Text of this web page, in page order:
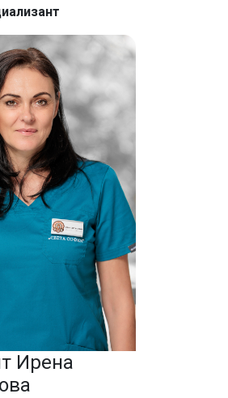
Ирена